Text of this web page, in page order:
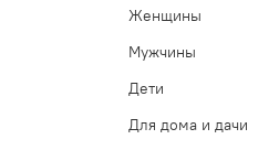
Женщины
Мужчины
Дети
Для дома и дачи